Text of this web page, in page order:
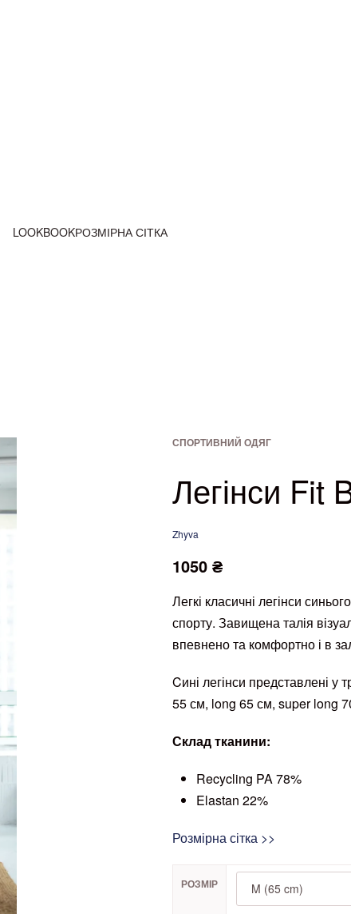
LOOKBOOKРОЗМІРНА СІТКА
СПОРТИВНИЙ ОДЯГ
Product
Легінси Fit
Zhyva
1050 ₴
Легкі класичні легінси
спорту. Завищена талія
впевнено та комфортно і в
Cині легінси представлені
55 см, long 65 см, super long
Склад тканини:
Recycling PA 78%
Elastan 22%
Розмірна сітка >>
РОЗМІР